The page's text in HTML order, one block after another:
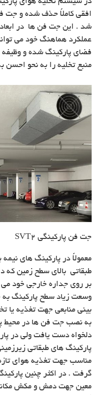
افقی کاملاً حذف شده و جت
شد . این جت فن ها در
عملکرد هماهنگ خود می
فضای پارکینگ شده و وظیفه
منبع تخلیه را به نحو احسن
جت فن پارکینگی SVT2
معمولاً در پارکینگ های نیمه
طبقاتی بالای سطح زمین که
بر روی جداره خارجی خود
وسعت زیاد سطح پارکینگ
بینی منابعی جهت تغذیه یا
به نصب جت فن ها در محیط
دلخواه دست یافت ولی در
پارکینگ های طبقاتی
مناسب جهت تغذیه هوای
گرفت . در اکثر چنین
معین جهت دمش و مکش